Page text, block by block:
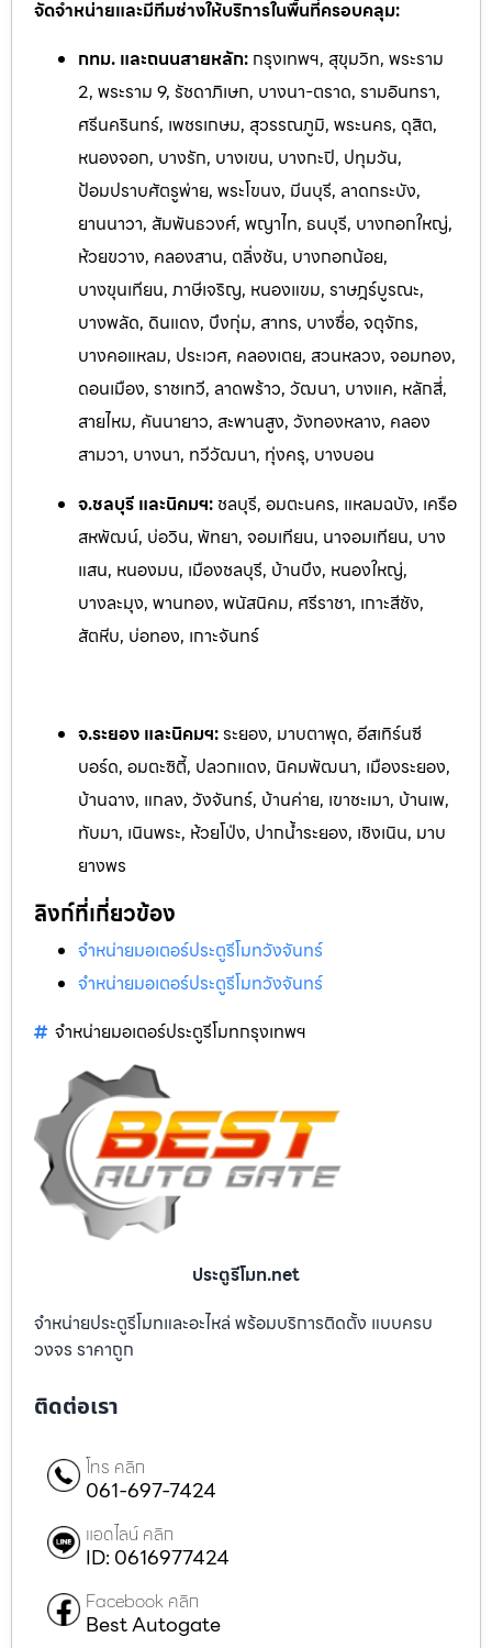
จัดจำหน่ายและมีทีมช่างให้บริการในพื้นที่ครอบคลุม:
กทม. และถนนสายหลัก: กรุงเทพฯ, สุขุมวิท, พระราม
2, พระราม 9, รัชดาภิเษก, บางนา-ตราด, รามอินทรา,
ศรีนครินทร์, เพชรเกษม, สุวรรณภูมิ, พระนคร, ดุสิต,
หนองจอก, บางรัก, บางเขน, บางกะปิ, ปทุมวัน,
ป้อมปราบศัตรูพ่าย, พระโขนง, มีนบุรี, ลาดกระบัง,
ยานนาวา, สัมพันธวงศ์, พญาไท, ธนบุรี, บางกอกใหญ่,
ห้วยขวาง, คลองสาน, ตลิ่งชัน, บางกอกน้อย,
บางขุนเทียน, ภาษีเจริญ, หนองแขม, ราษฎร์บูรณะ,
บางพลัด, ดินแดง, บึงกุ่ม, สาทร, บางซื่อ, จตุจักร,
บางคอแหลม, ประเวศ, คลองเตย, สวนหลวง, จอมทอง,
ดอนเมือง, ราชเทวี, ลาดพร้าว, วัฒนา, บางแค, หลักสี่,
สายไหม, คันนายาว, สะพานสูง, วังทองหลาง, คลอง
สามวา, บางนา, ทวีวัฒนา, ทุ่งครุ, บางบอน
จ.ชลบุรี และนิคมฯ: ชลบุรี, อมตะนคร, แหลมฉบัง, เครือ
สหพัฒน์, บ่อวิน, พัทยา, จอมเทียน, นาจอมเทียน, บาง
แสน, หนองมน, เมืองชลบุรี, บ้านบึง, หนองใหญ่,
บางละมุง, พานทอง, พนัสนิคม, ศรีราชา, เกาะสีชัง,
สัตหีบ, บ่อทอง, เกาะจันทร์
จ.ระยอง และนิคมฯ:ระยอง, มาบตาพุด, อีสเทิร์นซี
บอร์ด, อมตะซิตี้, ปลวกแดง, นิคมพัฒนา, เมืองระยอง,
บ้านฉาง, แกลง, วังจันทร์, บ้านค่าย, เขาชะเมา, บ้านเพ,
ทับมา, เนินพระ, ห้วยโป่ง, ปากน้ำระยอง, เชิงเนิน, มาบ
ยางพร
ลิงก์ที่เกี่ยวข้อง
จำหน่ายมอเตอร์ประตูรีโมทวังจันทร์
จำหน่ายมอเตอร์ประตูรีโมทวังจันทร์
จำหน่ายมอเตอร์ประตูรีโมทกรุงเทพฯ
ประตูรีโมท.net
จำหน่ายประตูรีโมทและอะไหล่ พร้อมบริการติดตั้ง แบบครบ
วงจร ราคาถูก
ติดต่อเรา
โทร คลิก
061-697-7424
แอดไลน์ คลิก
ID: 0616977424
Facebook คลิก
Best Autogate